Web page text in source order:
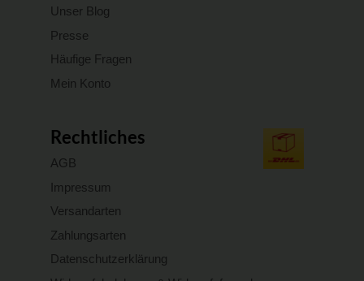
Unser Blog
Presse
Häufige Fragen
Mein Konto
Rechtliches
AGB
Impressum
Versandarten
Zahlungsarten
Datenschutzerklärung